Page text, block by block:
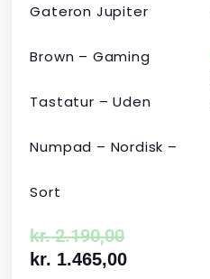
Gateron Jupiter
Brown – Gaming
Tastatur – Uden
Numpad – Nordisk –
Sort
kr.2.190,00
kr. 1.465,00